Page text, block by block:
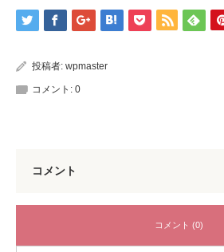
投稿者: wpmaster
コメント: 0
コメント
コメント (0)